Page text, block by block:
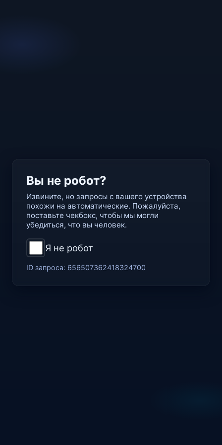
Вы не робот?
Извините, но запросы с вашего устройства
похожи на автоматические. Пожалуйста,
поставьте чекбокс, чтобы мы могли
убедиться, что вы человек.
Я не робот
ID запроса: 656507362418324700